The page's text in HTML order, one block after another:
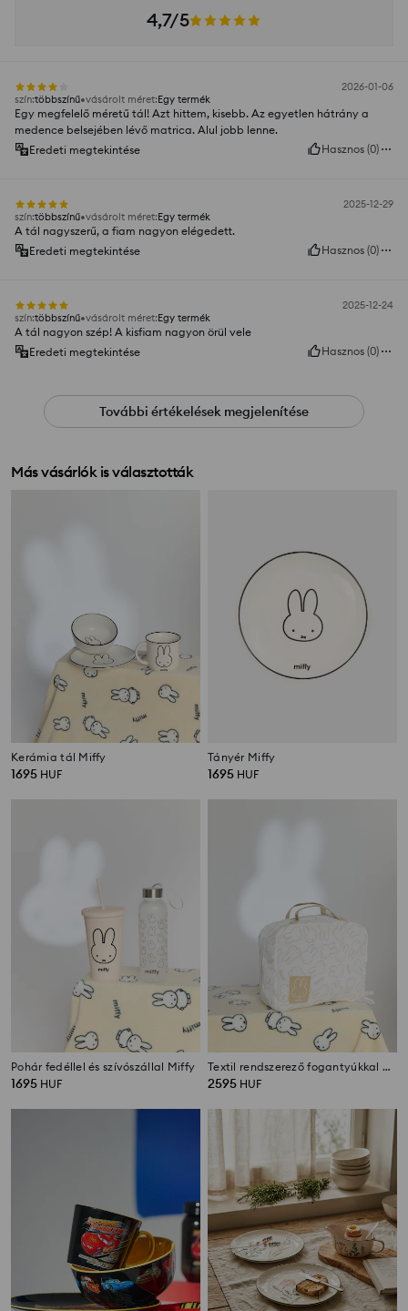
4,7/5
2026-01-06
szín:többszínű vásárolt méret:Egy termék
Egy megfelelő méretű tál! Azt hittem, kisebb. Az egyetlen hátrány a
medence belsejében lévő matrica. Alul jobb lenne.
Eredeti megtekintése
Hasznos (0)
2025-12-29
szín:többszínű vásárolt méret:Egy termék
A tál nagyszerű, a fiam nagyon elégedett.
Eredeti megtekintése
Hasznos (0)
2025-12-24
szín:többszínű vásárolt méret:Egy termék
A tál nagyon szép! A kisfiam nagyon örül vele
Eredeti megtekintése
Hasznos (0)
További értékelések megjelenítése
Más vásárlók is választották
Kerámia tál Miffy
1695 HUF
Tányér Miffy
1695 HUF
Pohár fedéllel és szívószállal Miffy
1695 HUF
Textil rendszerező fogantyúkkal Miffy
2595 HUF